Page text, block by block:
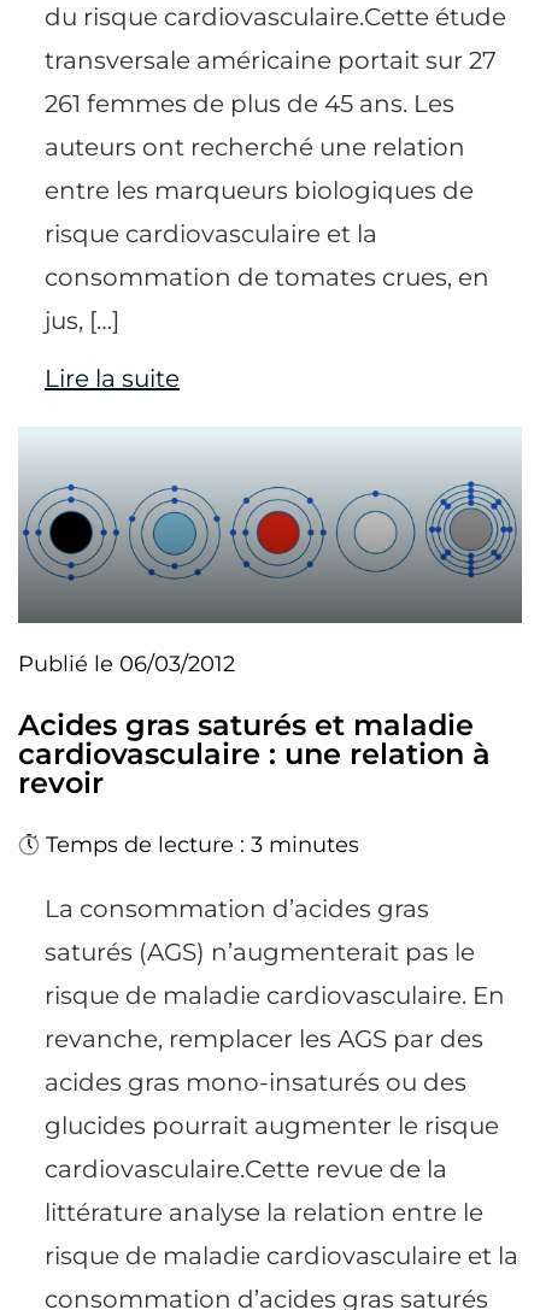
du risque cardiovasculaire.Cette étude
transversale américaine portait sur 27
261 femmes de plus de 45 ans. Les
auteurs ont recherché une relation
entre les marqueurs biologiques de
risque cardiovasculaire et la
consommation de tomates crues, en
jus, […]
Lire la suite
Publié le 06/03/2012
Acides gras saturés et maladie
cardiovasculaire : une relation à
revoir
Temps de lecture : 3 minutes
La consommation d’acides gras
saturés (AGS) n’augmenterait pas le
risque de maladie cardiovasculaire. En
revanche, remplacer les AGS par des
acides gras mono-insaturés ou des
glucides pourrait augmenter le risque
cardiovasculaire.Cette revue de la
littérature analyse la relation entre le
risque de maladie cardiovasculaire et la
consommation d’acides gras saturés